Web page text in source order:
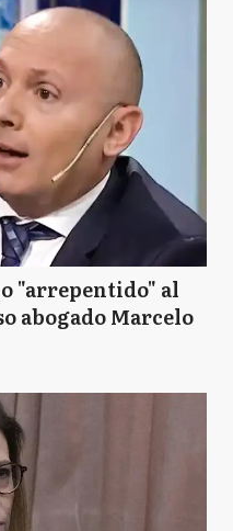
"arrepentido" al
abogado Marcelo